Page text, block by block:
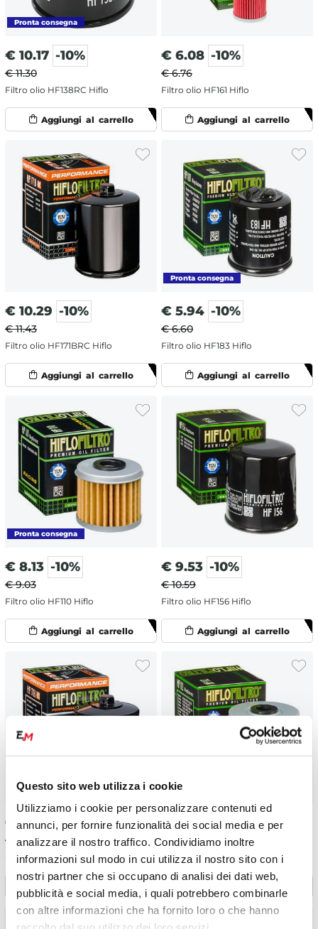
Questo sito web utilizza i cookie
Utilizziamo i cookie per personalizzare contenuti ed
annunci, per fornire funzionalità dei social media e per
analizzare il nostro traffico. Condividiamo inoltre
informazioni sul modo in cui utilizza il nostro sito con i
nostri partner che si occupano di analisi dei dati web,
pubblicità e social media, i quali potrebbero combinarle
con altre informazioni che ha fornito loro o che hanno
€ 10.17 -10%
€ 11.30
Filtro olio HF138RC Hiflo
€ 6.08 -10%
€ 6.76
Filtro olio HF161 Hiflo
€ 10.29 -10%
€ 11.43
Filtro olio HF171BRC Hiflo
€ 5.94 -10%
€ 6.60
Filtro olio HF183 Hiflo
€ 8.13 -10%
€ 9.03
Filtro olio HF110 Hiflo
€ 9.53 -10%
€ 10.59
Filtro olio HF156 Hiflo
€ 10.29 -10%
€ 11.43
Filtro olio HF170BRC Hiflo
€ 3.71 -10%
€ 4.12
Filtro olio HF112 Hiflo